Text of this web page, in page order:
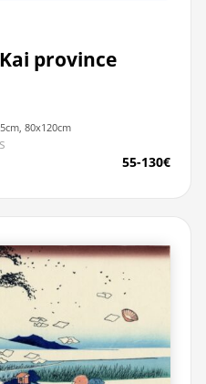
province
80x120cm
55-130€